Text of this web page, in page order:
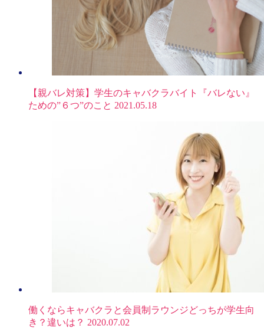
【親バレ対策】学生のキャバクラバイト『バレない』
ための”６つ”のこと 2021.05.18
働くならキャバクラと会員制ラウンジどっちが学生向
き？違いは？ 2020.07.02